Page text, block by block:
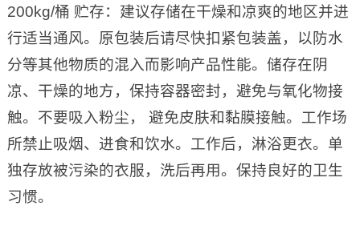
200kg/桶 贮存：建议存储在干燥和凉爽的地区并进
行适当通风。原包装后请尽快扣紧包装盖，以防水
分等其他物质的混入而影响产品性能。储存在阴
凉、干燥的地方，保持容器密封，避免与氧化物接
触。不要吸入粉尘， 避免皮肤和黏膜接触。工作场
所禁止吸烟、进食和饮水。工作后，淋浴更衣。单
独存放被污染的衣服，洗后再用。保持良好的卫生
习惯。